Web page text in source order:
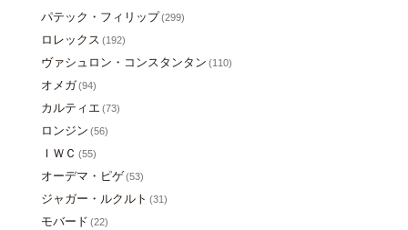
パテック・フィリップ(299)
ロレックス (192)
ヴァシュロン・コンスタンタン (110)
オメガ(94)
カルティエ (73)
ロンジン (56)
ＩＷＣ (55)
オーデマ・ピゲ(53)
ジャガー・ルクルト (31)
モバード (22)